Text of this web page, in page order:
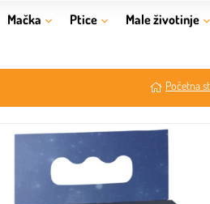
Mačka Ptice Male životinje
Početna